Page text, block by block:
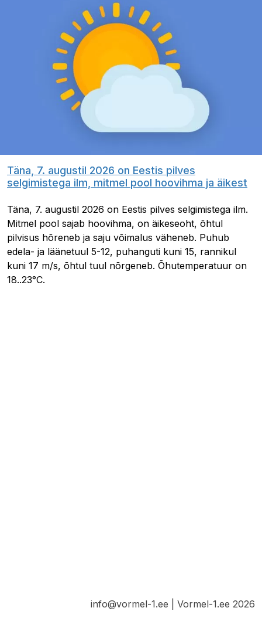
Täna, 7. augustil 2026 on Eestis pilves
selgimistega ilm, mitmel pool hoovihma ja äikest
Täna, 7. augustil 2026 on Eestis pilves selgimistega ilm.
Mitmel pool sajab hoovihma, on äikeseoht, õhtul
pilvisus hõreneb ja saju võimalus väheneb. Puhub
edela- ja läänetuul 5-12, puhanguti kuni 15, rannikul
kuni 17 m/s, õhtul tuul nõrgeneb. Õhutemperatuur on
18..23°C.
info@vormel-1.ee | Vormel-1.ee 2026